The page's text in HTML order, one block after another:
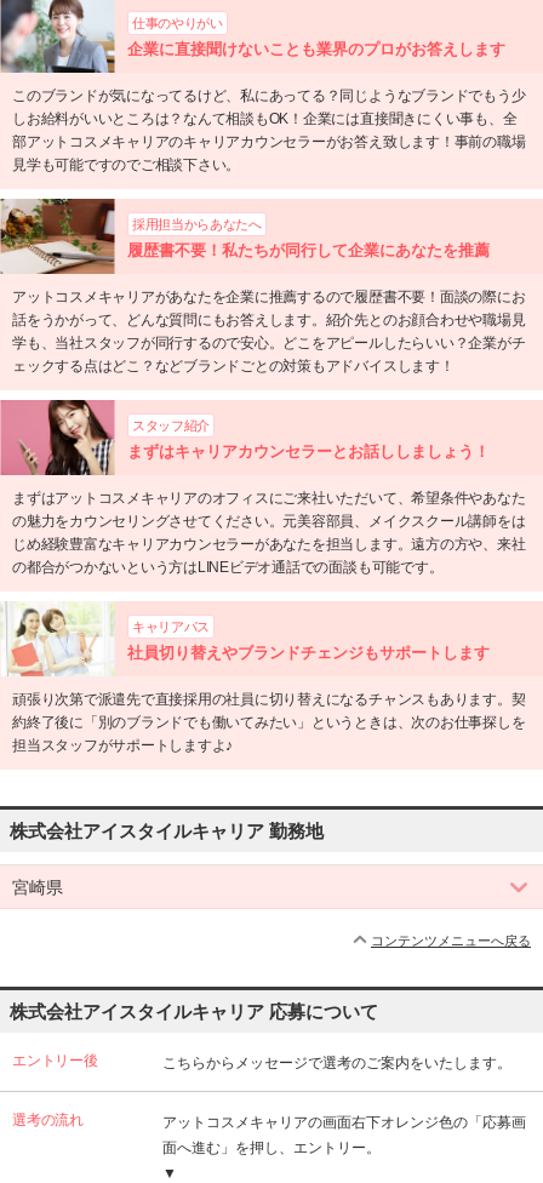
仕事のやりがい
企業に直接聞けないことも業界のプロがお答えします
このブランドが気になってるけど、私にあってる？同じようなブランドでもう少
しお給料がいいところは？なんて相談もOK！企業には直接聞きにくい事も、全
部アットコスメキャリアのキャリアカウンセラーがお答え致します！事前の職場
見学も可能ですのでご相談下さい。
採用担当からあなたへ
履歴書不要！私たちが同行して企業にあなたを推薦
アットコスメキャリアがあなたを企業に推薦するので履歴書不要！面談の際にお
話をうかがって、どんな質問にもお答えします。紹介先とのお顔合わせや職場見
学も、当社スタッフが同行するので安心。どこをアピールしたらいい？企業がチ
ェックする点はどこ？などブランドごとの対策もアドバイスします！
スタッフ紹介
まずはキャリアカウンセラーとお話ししましょう！
まずはアットコスメキャリアのオフィスにご来社いただいて、希望条件やあなた
の魅力をカウンセリングさせてください。元美容部員、メイクスクール講師をは
じめ経験豊富なキャリアカウンセラーがあなたを担当します。遠方の方や、来社
の都合がつかないという方はLINEビデオ通話での面談も可能です。
キャリアパス
社員切り替えやブランドチェンジもサポートします
頑張り次第で派遣先で直接採用の社員に切り替えになるチャンスもあります。契
約終了後に「別のブランドでも働いてみたい」というときは、次のお仕事探しを
担当スタッフがサポートしますよ♪
株式会社アイスタイルキャリア 勤務地
宮崎県
コンテンツメニューへ戻る
株式会社アイスタイルキャリア 応募について
エントリー後 こちらからメッセージで選考のご案内をいたします。
選考の流れ
アットコスメキャリアの画面右下オレンジ色の「応募画
面へ進む」を押し、エントリー。
▼